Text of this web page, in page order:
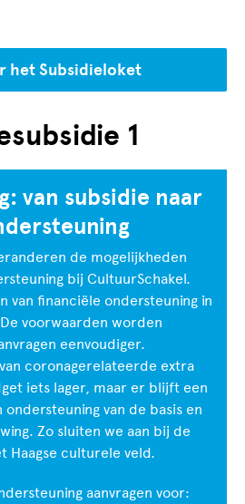
het Subsidieloket
1
van subsidie naar
de mogelijkheden
bij CultuurSchakel.
van financiële ondersteuning in
voorwaarden worden
eenvoudiger.
coronagerelateerde extra
iets lager, maar er blijft een
ondersteuning van de basis en
Zo sluiten we aan bij de
Haagse culturele veld.
aanvragen voor: